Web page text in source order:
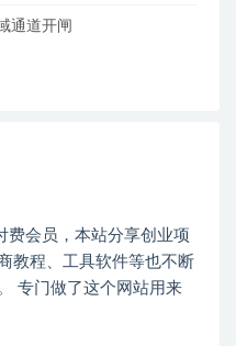
通道开闸
费会员，本站分享创业项
教程、工具软件等也不断
专门做了这个网站用来